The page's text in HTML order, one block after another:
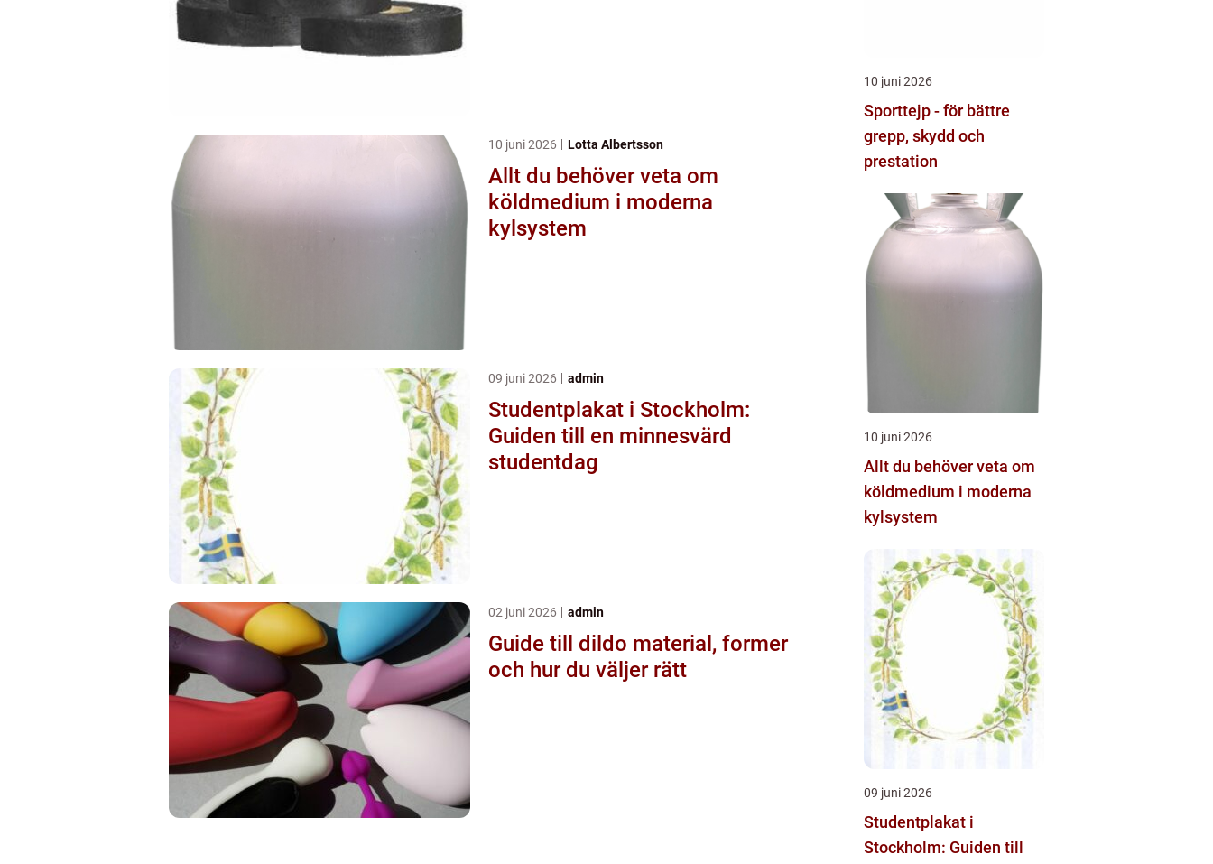
10 juni 2026 Lotta Albertsson
Allt du behöver veta om
köldmedium i moderna
kylsystem
09 juni 2026 admin
Studentplakat i Stockholm:
Guiden till en minnesvärd
studentdag
02 juni 2026 admin
Guide till dildo material, former
och hur du väljer rätt
10 juni 2026
Sporttejp - för bättre
grepp, skydd och
prestation
10 juni 2026
Allt du behöver veta om
köldmedium i moderna
kylsystem
09 juni 2026
Studentplakat i
Stockholm: Guiden till